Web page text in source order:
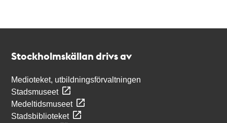
Stockholmskällan drivs av
Medioteket, utbildningsförvaltningen
Stadsmuseet
Medeltidsmuseet
Stadsbiblioteket